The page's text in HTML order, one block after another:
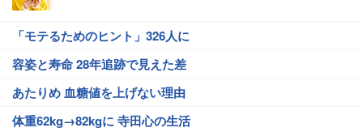
「モテるためのヒント」326人に
容姿と寿命 28年追跡で見えた差
あたりめ 血糖値を上げない理由
体重62kg→82kgに 寺田心の生活